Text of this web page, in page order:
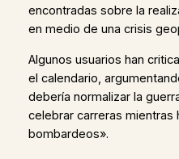
encontradas sobre la
en medio de una crisis
Algunos usuarios han
el calendario,
debería normalizar la
celebrar carreras mientras
bombardeos».